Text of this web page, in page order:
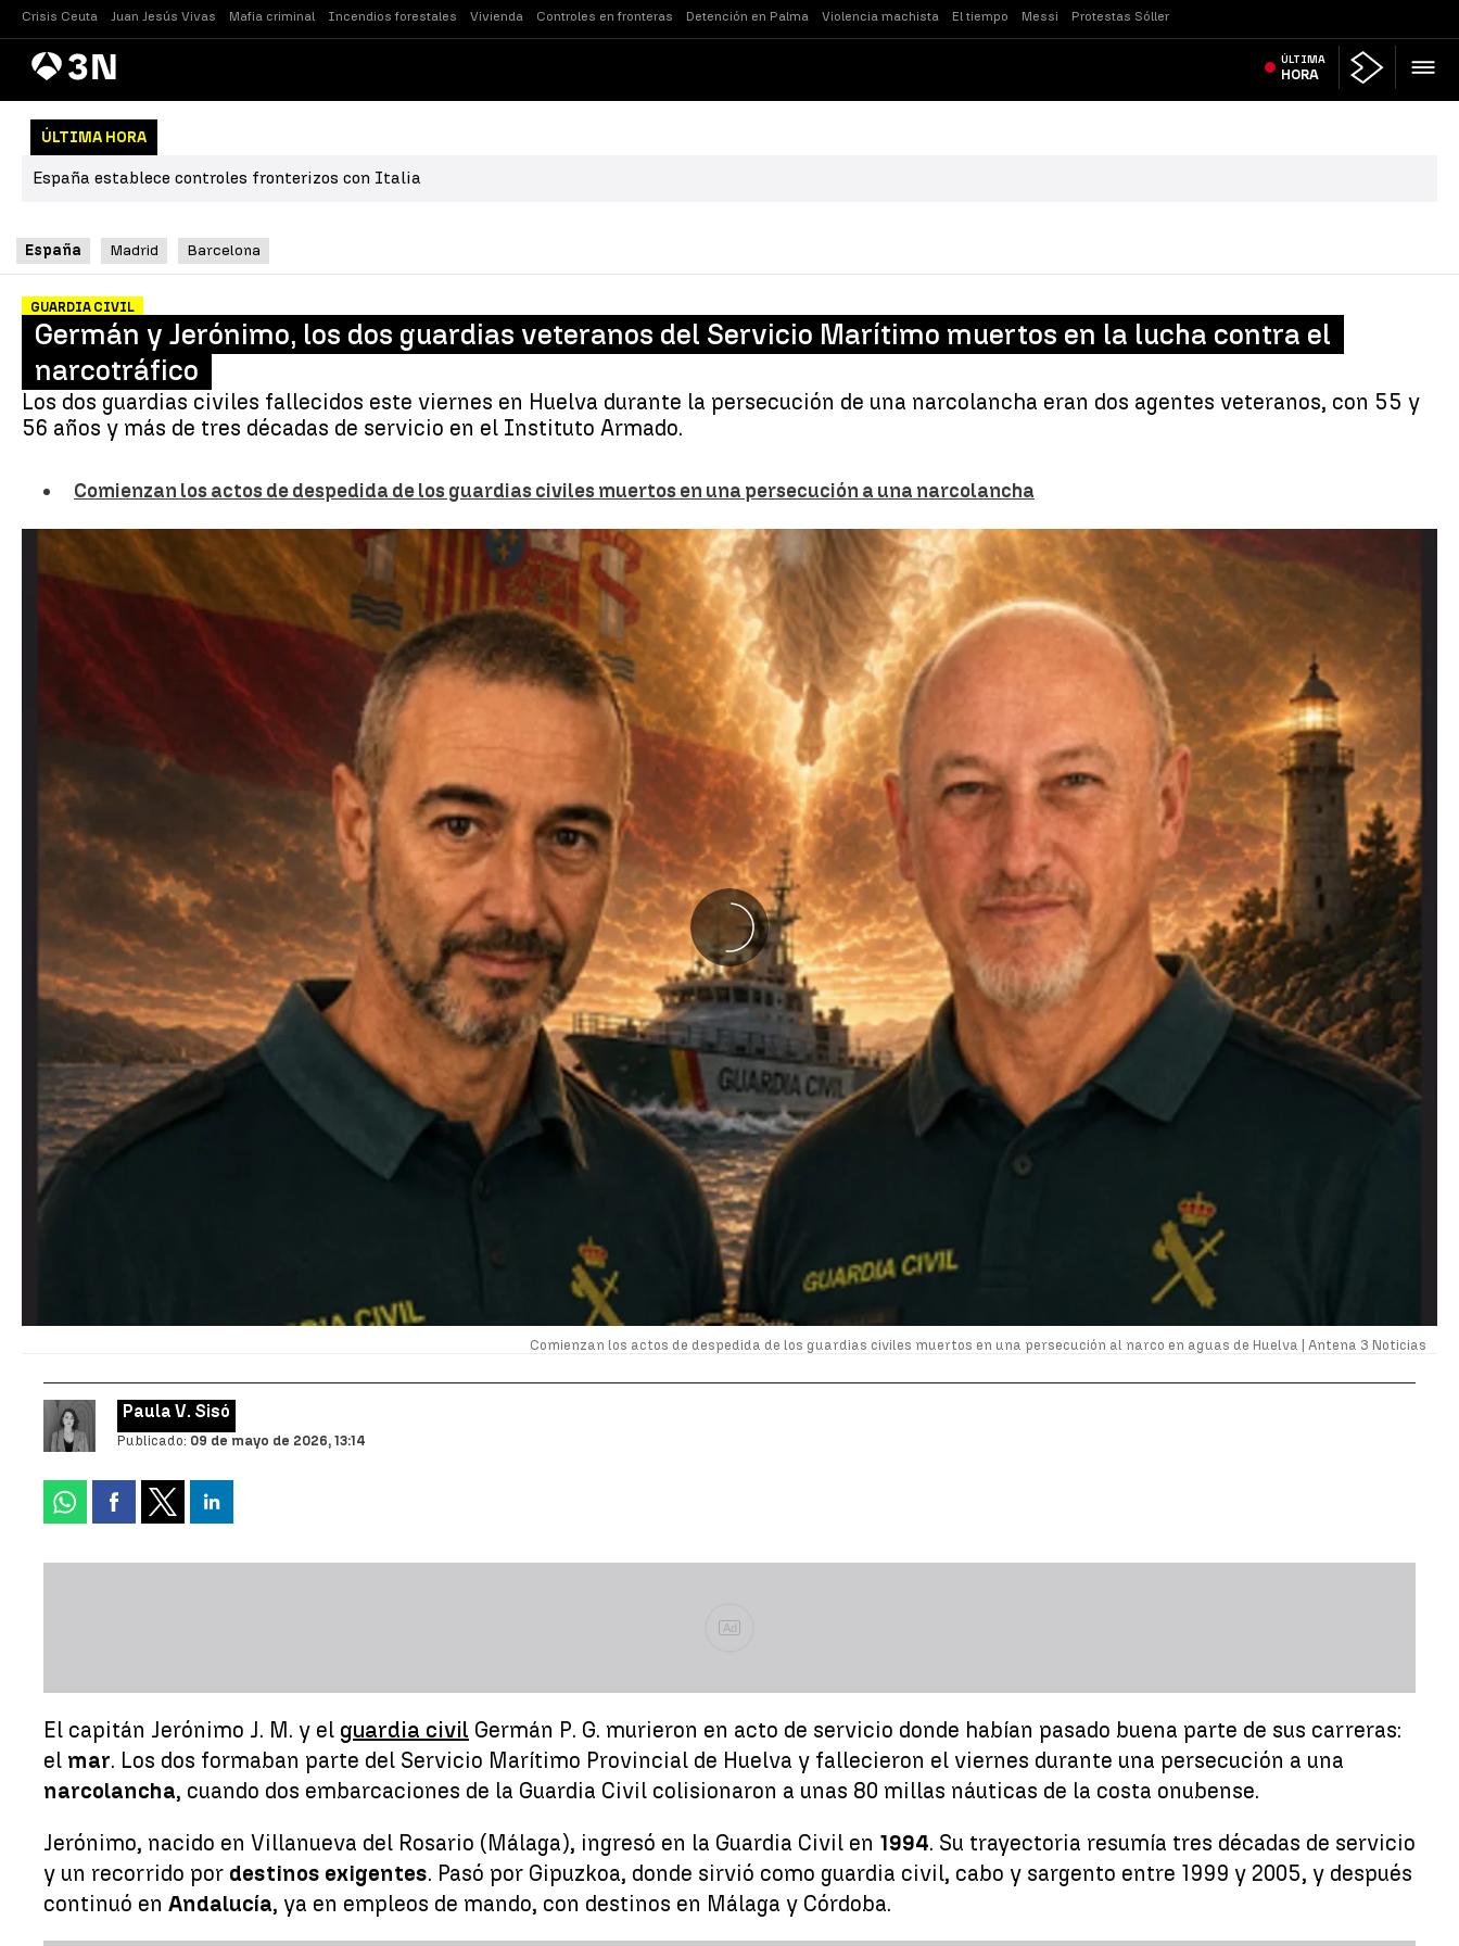
Crisis Ceuta Juan Jesús Vivas Mafia criminal Incendios forestales Vivienda Controles en fronteras Detención en Palma Violencia machista El tiempo Messi Protestas Sóller
AntenaNoticias ÚLTIMA
HORA
ÚLTIMA HORA
España establece controles fronterizos con Italia
España Madrid Barcelona
GUARDIA CIVIL
Germán y Jerónimo, los dos guardias veteranos del Servicio Marítimo muertos en la lucha contra el
narcotráfico
Los dos guardias civiles fallecidos este viernes en Huelva durante la persecución de una narcolancha eran dos agentes veteranos, con 55 y
56 años y más de tres décadas de servicio en el Instituto Armado.
Comienzan los actos de despedida de los guardias civiles muertos en una persecución a una narcolancha
Comienzan los actos de despedida de los guardias civiles muertos en una persecución al narco en aguas de Huelva | Antena 3 Noticias
Paula V. Sisó
Publicado: 09 de mayo de 2026, 13:14
Ad
El capitán Jerónimo J. M. y el guardia civil Germán P. G. murieron en acto de servicio donde habían pasado buena parte de sus carreras:
el mar. Los dos formaban parte del Servicio Marítimo Provincial de Huelva y fallecieron el viernes durante una persecución a una
narcolancha, cuando dos embarcaciones de la Guardia Civil colisionaron a unas 80 millas náuticas de la costa onubense.
Jerónimo, nacido en Villanueva del Rosario (Málaga), ingresó en la Guardia Civil en 1994. Su trayectoria resumía tres décadas de servicio
y un recorrido por destinos exigentes. Pasó por Gipuzkoa, donde sirvió como guardia civil, cabo y sargento entre 1999 y 2005, y después
continuó en Andalucía, ya en empleos de mando, con destinos en Málaga y Córdoba.